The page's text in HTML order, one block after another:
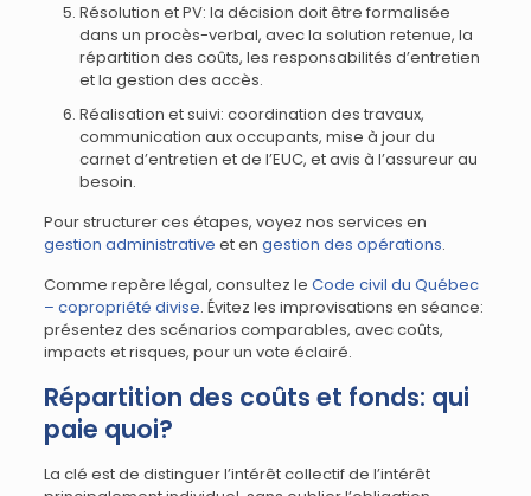
Résolution et PV: la décision doit être formalisée
dans un procès-verbal, avec la solution retenue, la
répartition des coûts, les responsabilités d’entretien
et la gestion des accès.
Réalisation et suivi: coordination des travaux,
communication aux occupants, mise à jour du
carnet d’entretien et de l’EUC, et avis à l’assureur au
besoin.
Pour structurer ces étapes, voyez nos services en
gestion administrative et en gestion des opérations.
Comme repère légal, consultez le Code civil du Québec
– copropriété divise. Évitez les improvisations en séance:
présentez des scénarios comparables, avec coûts,
impacts et risques, pour un vote éclairé.
Répartition des coûts et fonds: qui
paie quoi?
La clé est de distinguer l’intérêt collectif de l’intérêt